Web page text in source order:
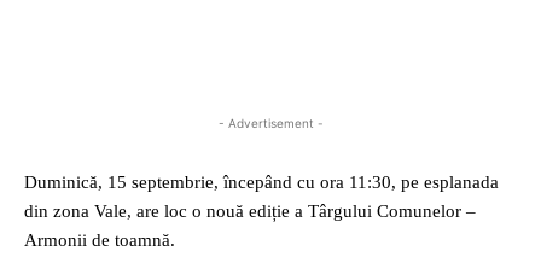
- Advertisement -
Duminică, 15 septembrie, începând cu ora 11:30, pe esplanada
din zona Vale, are loc o nouă ediție a Târgului Comunelor –
Armonii de toamnă.